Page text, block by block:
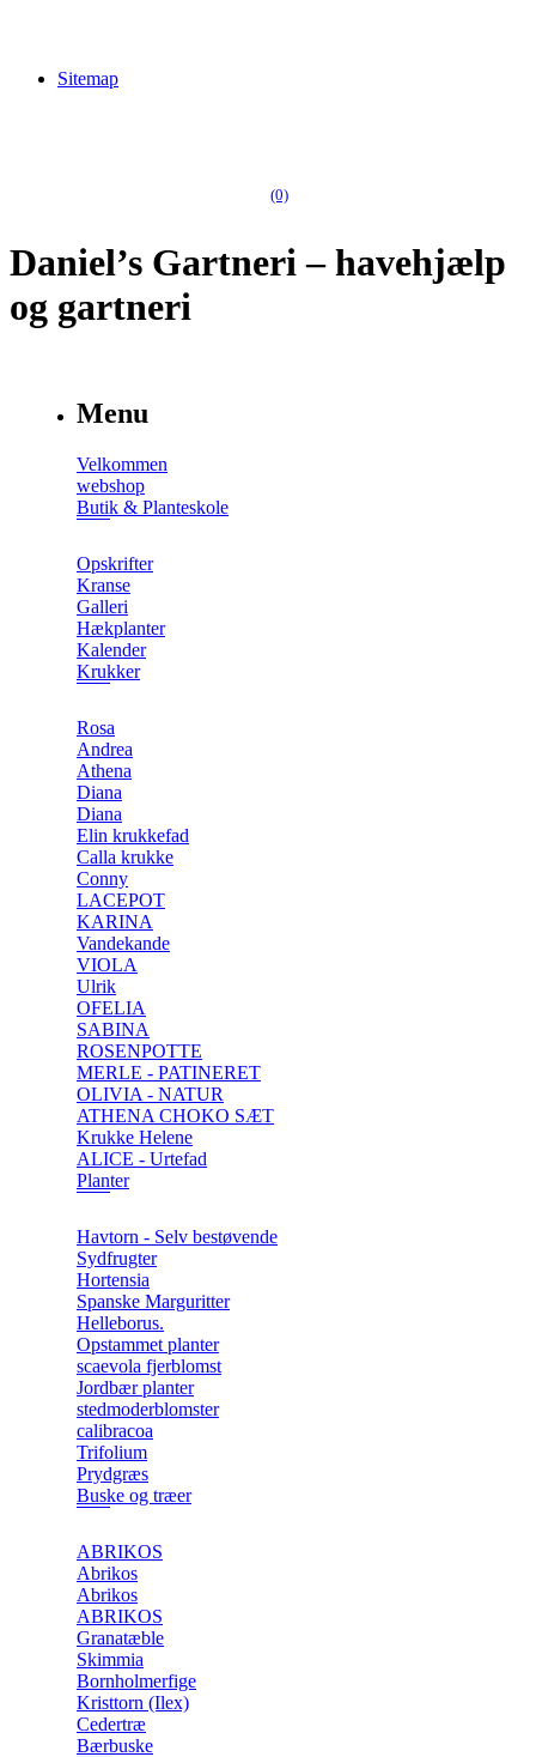
Sitemap
(0)
Daniel’s Gartneri – havehjælp
og gartneri
Menu
Velkommen
webshop
Butik & Planteskole
Opskrifter
Kranse
Galleri
Hækplanter
Kalender
Krukker
Rosa
Andrea
Athena
Diana
Diana
Elin krukkefad
Calla krukke
Conny
LACEPOT
KARINA
Vandekande
VIOLA
Ulrik
OFELIA
SABINA
ROSENPOTTE
MERLE - PATINERET
OLIVIA - NATUR
ATHENA CHOKO SÆT
Krukke Helene
ALICE - Urtefad
Planter
Havtorn - Selv bestøvende
Sydfrugter
Hortensia
Spanske Marguritter
Helleborus.
Opstammet planter
scaevola fjerblomst
Jordbær planter
stedmoderblomster
calibracoa
Trifolium
Prydgræs
Buske og træer
ABRIKOS
Abrikos
Abrikos
ABRIKOS
Granatæble
Skimmia
Bornholmerfige
Kristtorn (Ilex)
Cedertræ
Bærbuske